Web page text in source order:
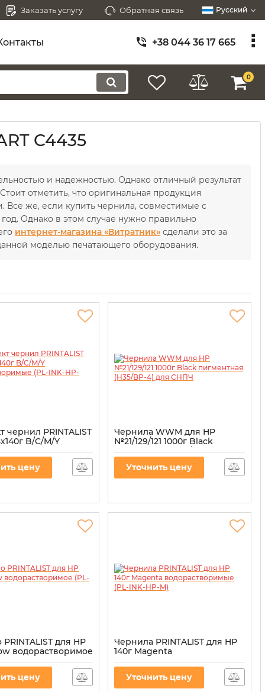
Заказать услугу Обратная связь Русский
+38 044 36 17 665
0
C4435
и надежностью. Однако отличный результат
отметить, что оригинальная продукция
Все же, если купить чернила, совместимые с
Однако в этом случае нужно правильно
интернет-магазина «Витратник» сделали это за
моделью печатающего оборудования.
чернил PRINTALIST
B/C/M/Y
(PL-INK-
INK-HP-SET4
цену
Чернила WWM для HP
№21/129/121 1000г Black
пигментная (H35/BP-4) для
СНПЧ
Артикул:H35/BP-4
Уточнить цену
для HP
водорастворимое
Y)
цену
Чернила PRINTALIST для HP
140г Magenta
водорастворимые (PL-INK-
HP-M)
Артикул:PL-INK-HP-M
Уточнить цену